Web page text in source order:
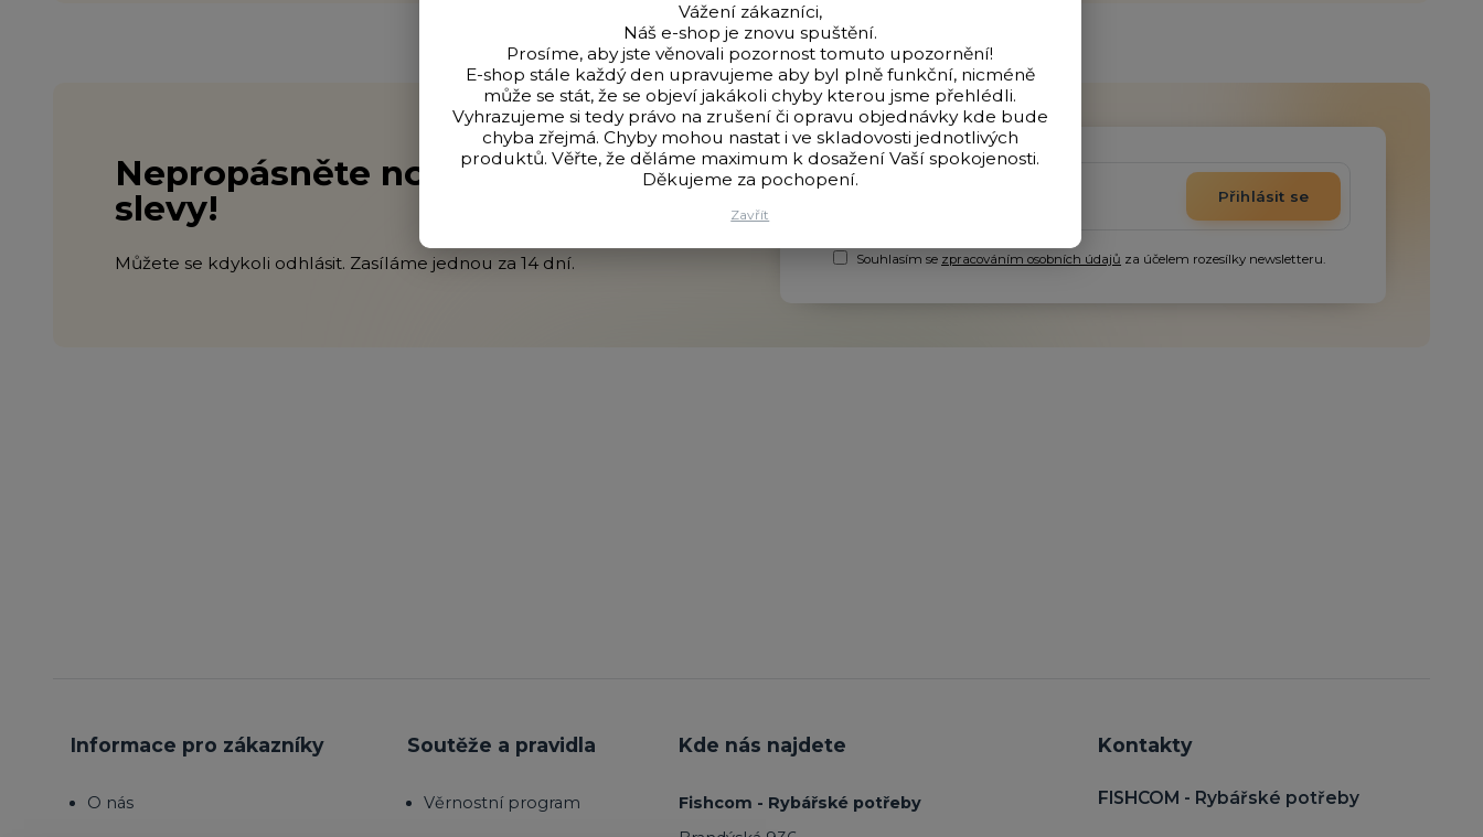
Nepropásněte novinky, akce a
slevy!
Můžete se kdykoli odhlásit. Zasíláme jednou za 14 dní.
Přihlásit se
Souhlasím se zpracováním osobních údajů za účelem rozesílky newsletteru.
Informace pro zákazníky
O nás
Soutěže a pravidla
Věrnostní program
Kde nás najdete
Fishcom - Rybářské potřeby
Kontakty
FISHCOM - Rybářské potřeby
Vážení zákazníci,
Náš e-shop je znovu spuštění.
Prosíme, aby jste věnovali pozornost tomuto upozornění!
E-shop stále každý den upravujeme aby byl plně funkční, nicméně
může se stát, že se objeví jakákoli chyby kterou jsme přehlédli.
Vyhrazujeme si tedy právo na zrušení či opravu objednávky kde bude
chyba zřejmá. Chyby mohou nastat i ve skladovosti jednotlivých
produktů. Věřte, že děláme maximum k dosažení Vaší spokojenosti.
Děkujeme za pochopení.
Zavřít